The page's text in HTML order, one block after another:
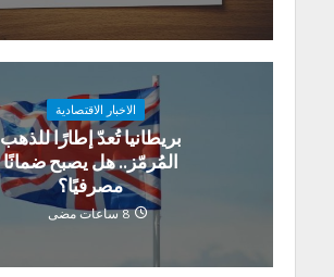
الاخبار الاقتصادية
بريطانيا تُعدّ إطارًا للذهب
المُرمّز.. هل يصبح ضمانًا
مصرفيًا؟
8 ساعات مضى